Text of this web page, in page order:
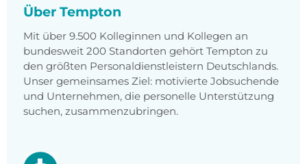
Über Tempton
Mit über 9.500 Kolleginnen und Kollegen an
bundesweit 200 Standorten gehört Tempton zu
den größten Personaldienstleistern Deutschlands.
Unser gemeinsames Ziel: motivierte Jobsuchende
und Unternehmen, die personelle Unterstützung
suchen, zusammenzubringen.